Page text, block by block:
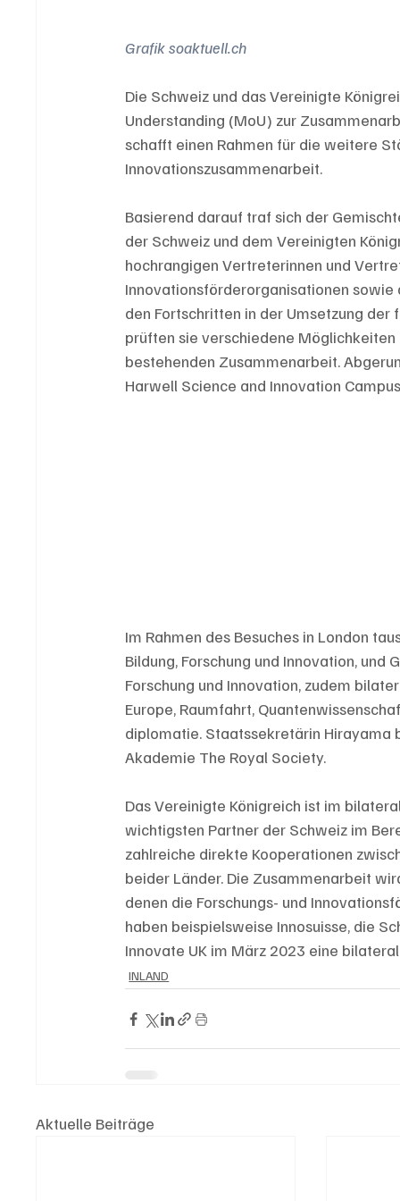
Grafik soaktuell.ch
Die Schweiz und das Vereinigte
Understanding (MoU) zur
schafft einen Rahmen für die weitere
Innovationszusammenarbeit.
Basierend darauf traf sich der
der Schweiz und dem Vereinigten
hochrangigen Vertreterinnen und
Innovationsförderorganisationen
den Fortschritten in der Umsetzung
prüften sie verschiedene
bestehenden Zusammenarbeit.
Harwell Science and Innovation
Im Rahmen des Besuches in London
Bildung, Forschung und Innovation,
Forschung und Innovation, zudem
Europe, Raumfahrt,
diplomatie. Staatssekretärin
Akademie The Royal Society.
Das Vereinigte Königreich ist im
wichtigsten Partner der Schweiz im
zahlreiche direkte Kooperationen
beider Länder. Die Zusammenarbeit
denen die Forschungs- und
haben beispielsweise Innosuisse, die
Innovate UK im März 2023 eine
INLAND
Aktuelle Beiträge